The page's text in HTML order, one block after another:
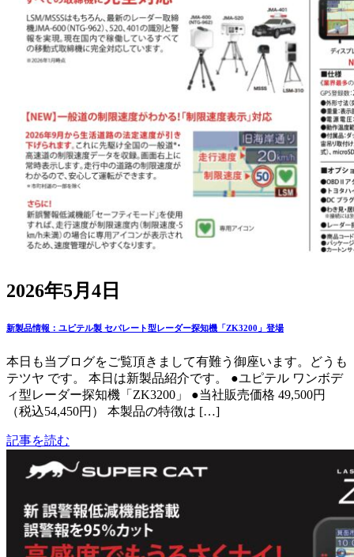
2026年5月4日
新製品情報：ユピテル製 セパレート型レーダー探知機「ZK3200」登場
本日も当ブログをご覧頂きまして有難う御座います。どうも
テツヤ です。 本日は新製品紹介です。 ●ユピテル ワンボデ
ィ型レーダー探知機「ZK3200」 ●当社販売価格 49,500円
（税込54,450円） 本製品の特徴は […]
記事を読む